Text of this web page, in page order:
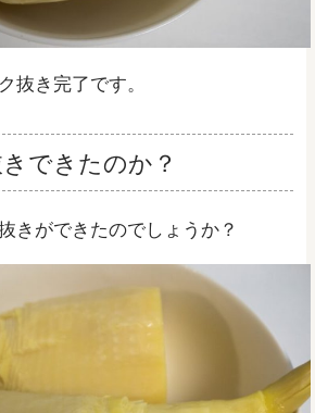
抜き完了です。
できたのか？
きができたのでしょうか？